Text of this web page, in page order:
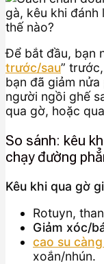
Để bắt đầu, bạn
trước/sau”
bạn đã giảm
người ngồi ghế
qua gờ, hoặc
So sánh: kêu
chạy đường
Kêu khi qua gờ
Rotuyn,
Giảm xóc/
cao su
xoắn/nhún.